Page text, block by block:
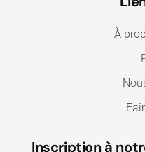
À
Inscription à